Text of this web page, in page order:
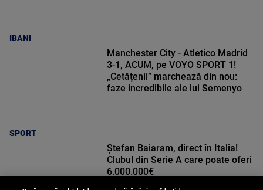
IBANI
SPORT
Manchester City - Atletico Madrid
3-1, ACUM, pe VOYO SPORT 1!
„Cetățenii” marchează din nou:
faze incredibile ale lui Semenyo
Ștefan Baiaram, direct în Italia!
Clubul din Serie A care poate oferi
6.000.000€